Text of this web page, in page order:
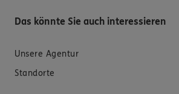
Das könnte Sie auch interessieren
Unsere Agentur
Standorte